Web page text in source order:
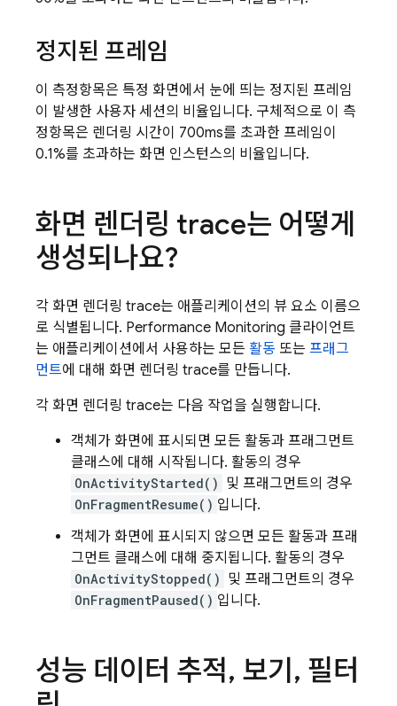
정지된 프레임
이 측정항목은 특정 화면에서 눈에 띄는 정지된 프레임
이 발생한 사용자 세션의 비율입니다. 구체적으로 이 측
정항목은 렌더링 시간이 700ms를 초과한 프레임이
0.1%를 초과하는 화면 인스턴스의 비율입니다.
화면 렌더링 trace는 어떻게
생성되나요?
각 화면 렌더링 trace는 애플리케이션의 뷰 요소 이름으
로 식별됩니다. Performance Monitoring 클라이언트
는 애플리케이션에서 사용하는 모든 활동 또는 프래그
먼트에 대해 화면 렌더링 trace를 만듭니다.
각 화면 렌더링 trace는 다음 작업을 실행합니다.
객체가 화면에 표시되면 모든 활동과 프래그먼트
클래스에 대해 시작됩니다. 활동의 경우
OnActivityStarted() 및 프래그먼트의 경우
OnFragmentResume() 입니다.
객체가 화면에 표시되지 않으면 모든 활동과 프래
그먼트 클래스에 대해 중지됩니다. 활동의 경우
OnActivityStopped() 및 프래그먼트의 경우
OnFragmentPaused() 입니다.
성능 데이터 추적, 보기 , 필터